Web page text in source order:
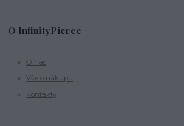
O InfinityPierce
O nás
Vše o nákupu
Kontakty